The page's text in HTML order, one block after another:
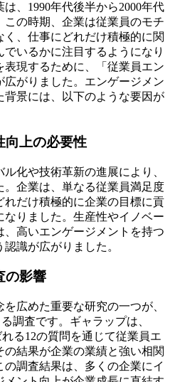
、1990年代後半から2000年代
の時期、企業は従業員のモチ
、仕事にどれだけ積極的に関
いるかに注目するようになり
表現するために、「従業員エン
がりました。エンゲージメン
背景には、以下のような要因が
向上の必要性
化や技術革新の進展により、
企業は、単なる従業員満足度
だけ積極的に企業の目標に貢
りました。生産性やイノベー
高いエンゲージメントを持つ
識が広がりました。
の影響
広めた重要な研究の一つが、
調査です。ギャラップは、
る12の質問を通じて従業員エ
結果が企業の業績と強い相関
調査結果は、多くの企業にイ